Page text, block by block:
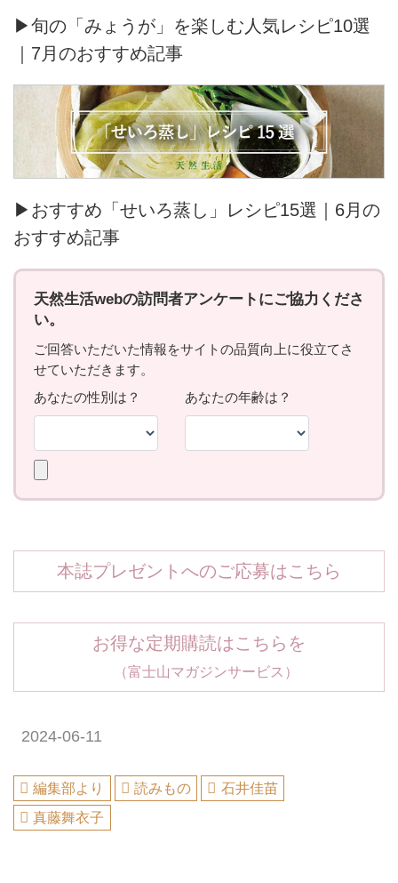
▶旬の「みょうが」を楽しむ人気レシピ10選
｜7月のおすすめ記事
▶おすすめ「せいろ蒸し」レシピ15選｜6月の
おすすめ記事
本誌プレゼントへのご応募はこちら
お得な定期購読はこちらを
（富士山マガジンサービス）
2024-06-11
編集部より 読みもの
石井佳苗
真藤舞衣子